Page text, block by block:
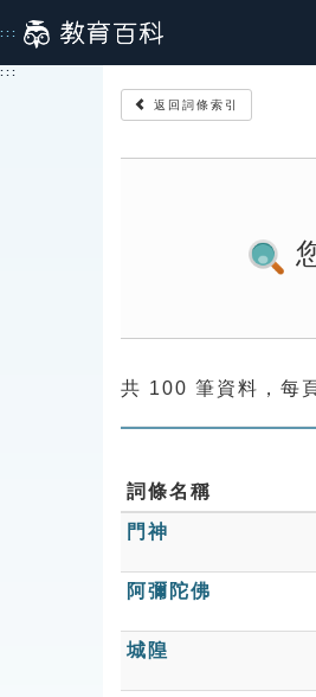
到
主
:::
:::
返回詞條索引
共 100 筆資料，每
詞條名稱
門神
阿彌陀佛
城隍